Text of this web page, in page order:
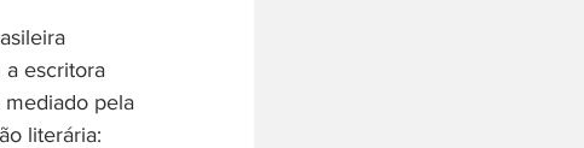
a escritora
mediado pela
literária: